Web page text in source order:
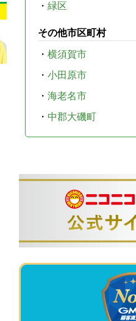
・ 緑区
その他市区町村
・ 横須賀市
・ 小田原市
・ 海老名市
・ 中郡大磯町